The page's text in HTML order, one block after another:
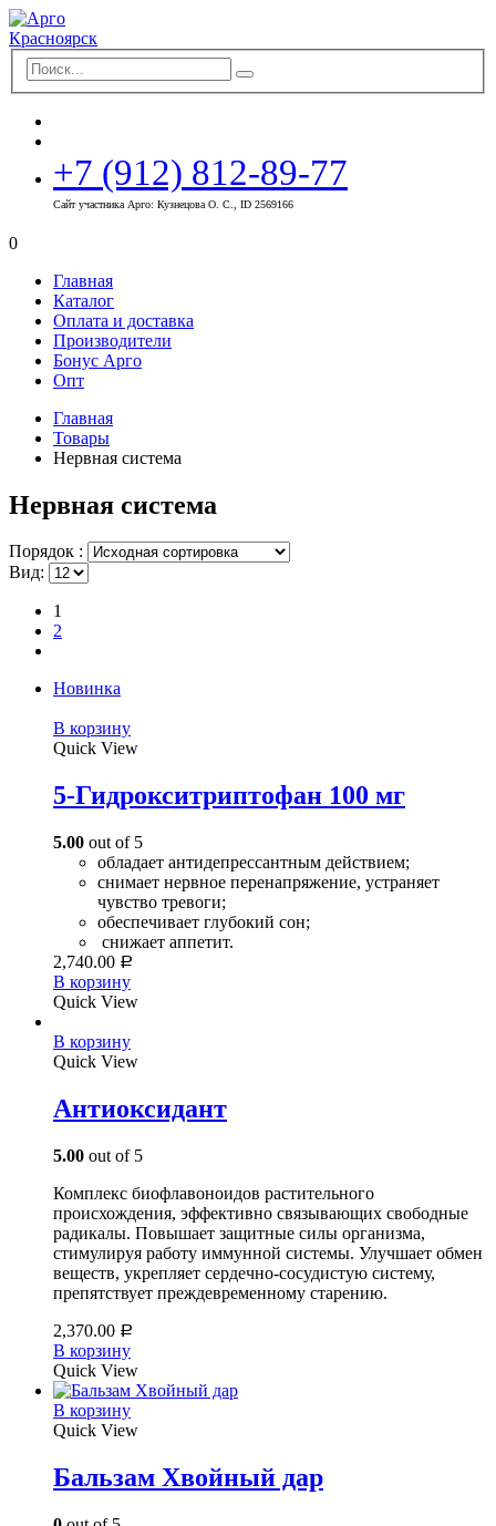
+7 (912) 812-89-77
Сайт участника Арго: Кузнецова О. С., ID 2569166
0
Главная
Каталог
Оплата и доставка
Производители
Бонус Арго
Опт
Главная
Товары
Нервная система
Нервная система
Порядок :
Вид:
1
2
Новинка
В корзину
Quick View
5-Гидрокситриптофан 100 мг
5.00 out of 5
обладает антидепрессантным действием;
снимает нервное перенапряжение, устраняет
чувство тревоги;
обеспечивает глубокий сон;
снижает аппетит.
2,740.00 Р
В корзину
Quick View
В корзину
Quick View
Антиоксидант
5.00 out of 5
Комплекс биофлавоноидов растительного
происхождения, эффективно связывающих свободные
радикалы. Повышает защитные силы организма,
стимулируя работу иммунной системы. Улучшает обмен
веществ, укрепляет сердечно-сосудистую систему,
препятствует преждевременному старению.
2,370.00 Р
В корзину
Quick View
В корзину
Quick View
Бальзам Хвойный дар